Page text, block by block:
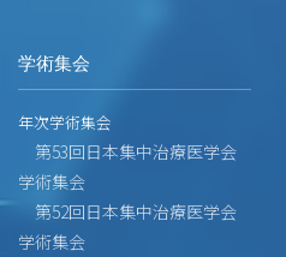
学術集会
年次学術集会
第53回日本集中治療医学会
学術集会
第52回日本集中治療医学会
学術集会